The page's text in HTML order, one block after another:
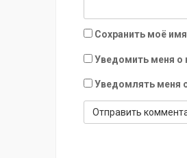
Сохранить моё
Уведомить меня о
Уведомлять меня